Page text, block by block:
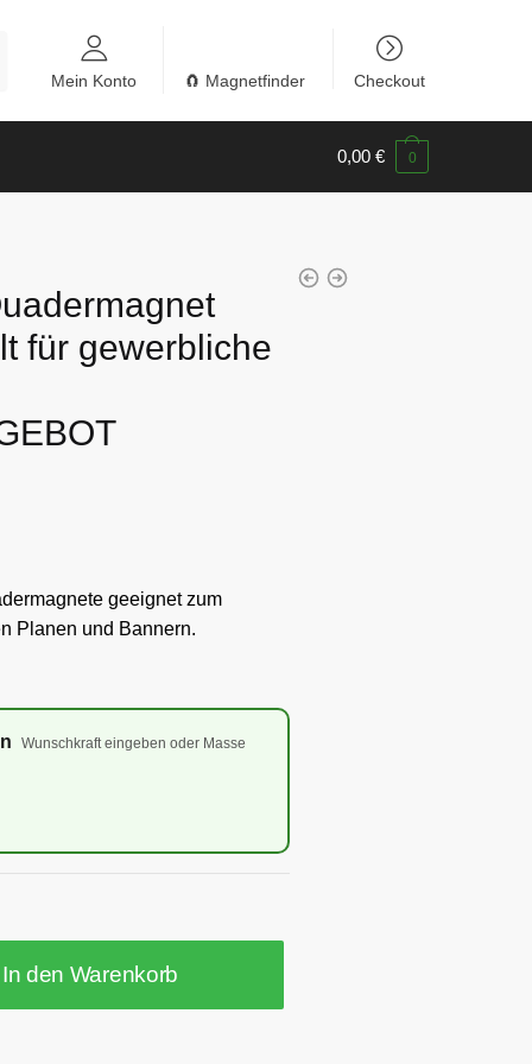
Mein Konto 🧲 Magnetfinder Checkout
0,00 € 0
für gewerbliche
geeignet zum
Planen und Bannern.
Wunschkraft eingeben oder Masse
In den Warenkorb